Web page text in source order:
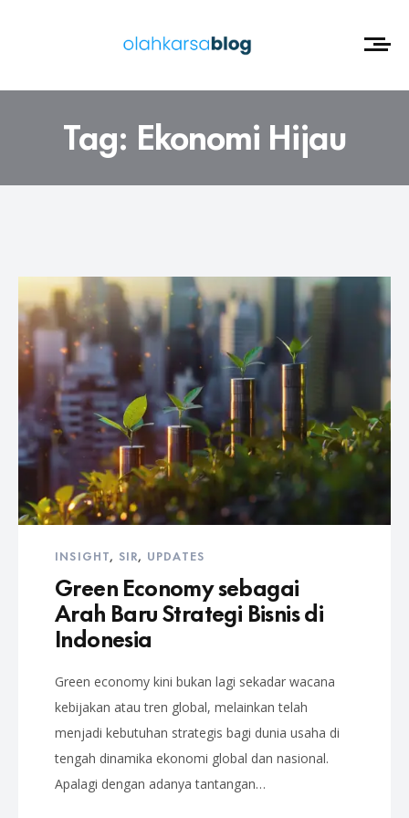
Tag: Ekonomi Hijau
INSIGHT, SIR, UPDATES
Green Economy sebagai
Arah Baru Strategi Bisnis di
Indonesia
Green economy kini bukan lagi sekadar wacana
kebijakan atau tren global, melainkan telah
menjadi kebutuhan strategis bagi dunia usaha di
tengah dinamika ekonomi global dan nasional.
Apalagi dengan adanya tantangan…